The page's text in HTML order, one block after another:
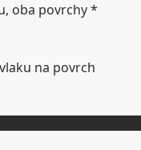
oba povrchy *
na povrch